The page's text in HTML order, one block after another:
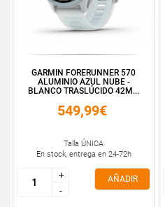
GARMIN FORERUNNER 570
ALUMINIO AZUL NUBE -
BLANCO TRASLÚCIDO 42M...
549,99€
Talla ÚNICA
En stock, entrega en 24-72h
+
-
+
-
AÑADIR